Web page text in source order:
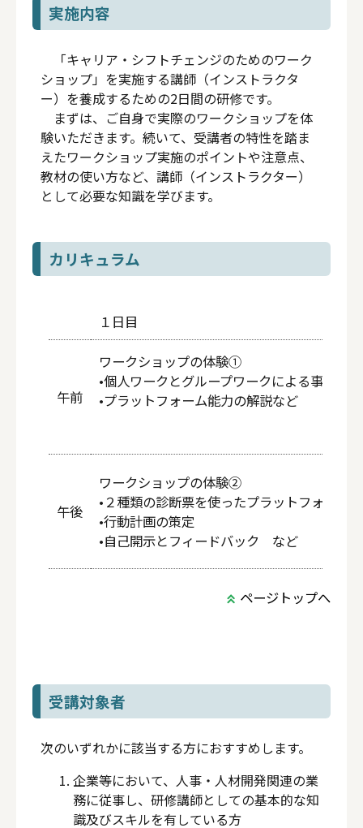
実施内容
「キャリア・シフトチェンジのためのワーク
ショップ」を実施する講師（インストラクタ
ー）を養成するための2日間の研修です。
まずは、ご自身で実際のワークショップを体
験いただきます。続いて、受講者の特性を踏ま
えたワークショップ実施のポイントや注意点、
教材の使い方など、講師（インストラクター）
として必要な知識を学びます。
カリキュラム
１日目
午前
ワークショップの体験①
•個人ワークとグループワークによる事例検討
•プラットフォーム能力の解説など
午後
ワークショップの体験②
•２種類の診断票を使ったプラットフォーム
•行動計画の策定
•自己開示とフィードバック など
ページトップへ
受講対象者
次のいずれかに該当する方におすすめします。
企業等において、人事・人材開発関連の業
務に従事し、研修講師としての基本的な知
識及びスキルを有している方